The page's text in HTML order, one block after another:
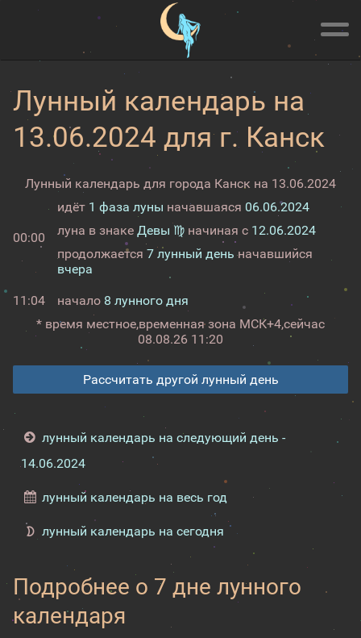
Лунный календарь на
13.06.2024 для г. Канск
Лунный календарь для города Канск на 13.06.2024
00:00
идёт 1 фаза луны начавшаяся 06.06.2024
луна в знаке Девы ♍ начиная с 12.06.2024
продолжается 7 лунный день начавшийся
вчера
11:04 начало 8 лунного дня
* время местное,временная зона МСК+4,сейчас
08.08.26 11:20
Рассчитать другой лунный день
лунный календарь на следующий день -
14.06.2024
лунный календарь на весь год
лунный календарь на сегодня
Подробнее о 7 дне лунного
календаря